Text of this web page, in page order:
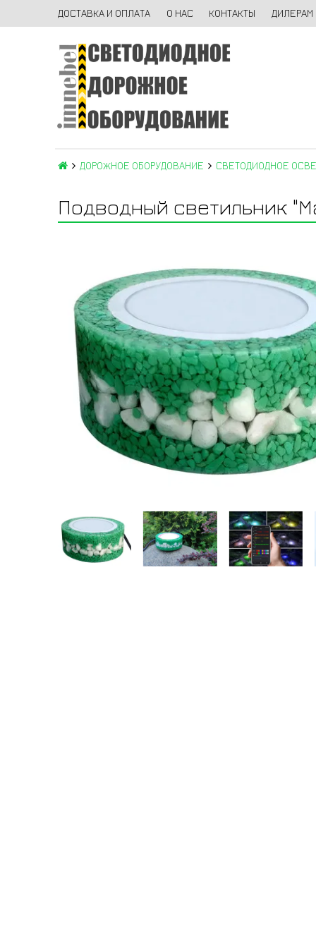
ДОСТАВКА И ОПЛАТА О НАС КОНТАКТЫ ДИЛЕРАМ
ДОРОЖНОЕ ОБОРУДОВАНИЕ СВЕТОДИОДНОЕ
Подводный светильник